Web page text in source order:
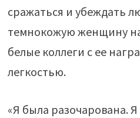
сражаться и убеждать
темнокожую женщину
белые коллеги с ее
легкостью.
«Я была разочарована.